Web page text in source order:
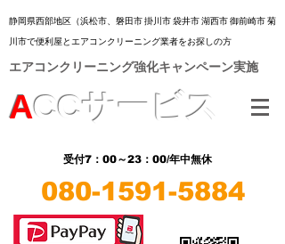
静岡県西部地区（浜松市、 磐田市 掛川市 袋井市 湖西市 御前崎市 菊
川市で便利屋とエアコンクリーニング業者をお探しの方
​エアコンクリーニング強化キャンペーン実施
ACCサービス
受付7：00～23：00/年中無休
080-1591-5884
​LINE